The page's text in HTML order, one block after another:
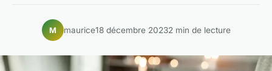
M maurice18 décembre 20232 min de lecture